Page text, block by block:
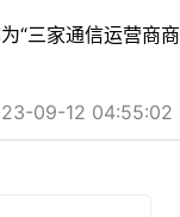
“三家通信运营商商
09-12 04:55:02